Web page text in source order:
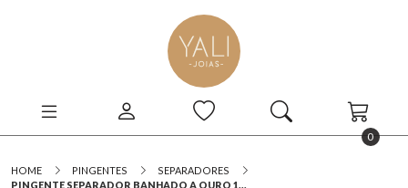
0
HOME PINGENTES
SEPARADORES
PINGENTE SEPARADOR BANHADO A OURO 1...